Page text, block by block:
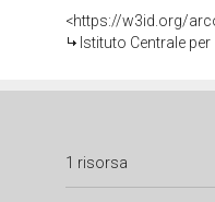
<https://w3id.org/
Istituto Centrale
1 risorsa